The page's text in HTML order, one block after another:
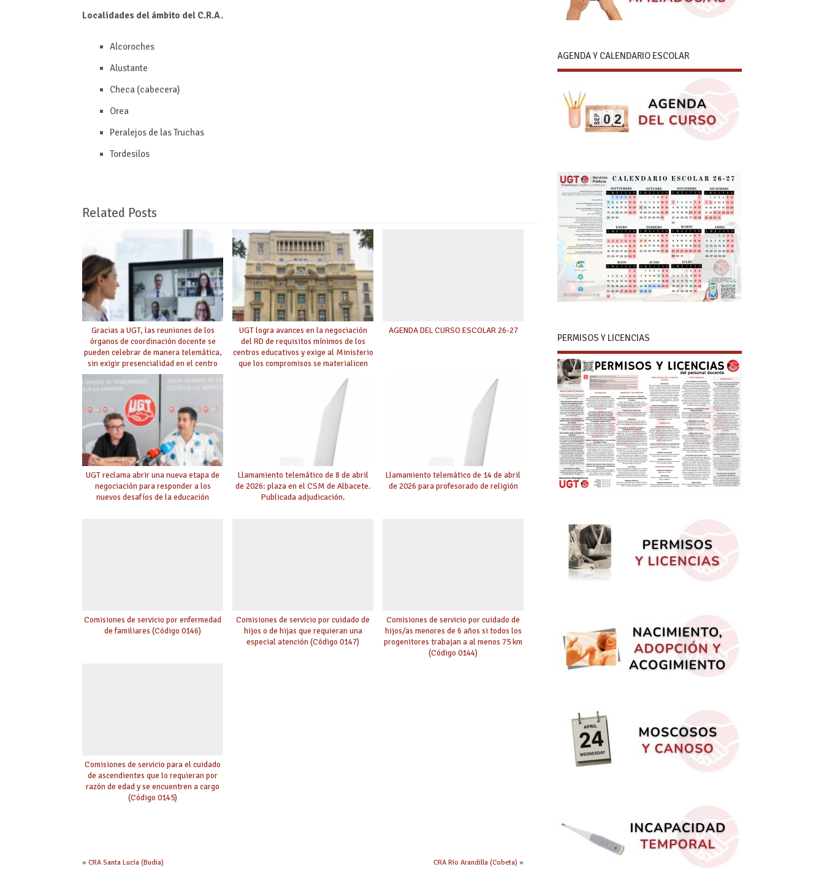
Localidades del ámbito del C.R.A.
Alcoroches
Alustante
Checa (cabecera)
Orea
Peralejos de las Truchas
Tordesilos
Related Posts
Gracias a UGT, las reuniones de los
órganos de coordinación docente se
pueden celebrar de manera telemática,
sin exigir presencialidad en el centro
UGT logra avances en la negociación
del RD de requisitos mínimos de los
centros educativos y exige al Ministerio
que los compromisos se materialicen
AGENDA DEL CURSO ESCOLAR 26-27
UGT reclama abrir una nueva etapa de
negociación para responder a los
nuevos desafíos de la educación
Llamamiento telemático de 8 de abril
de 2026: plaza en el CSM de Albacete.
Publicada adjudicación.
Llamamiento telemático de 14 de abril
de 2026 para profesorado de religión
Comisiones de servicio por enfermedad
de familiares (Código 0146)
Comisiones de servicio por cuidado de
hijos o de hijas que requieran una
especial atención (Código 0147)
Comisiones de servicio por cuidado de
hijos/as menores de 6 años si todos los
progenitores trabajan a al menos 75 km
(Código 0144)
Comisiones de servicio para el cuidado
de ascendientes que lo requieran por
razón de edad y se encuentren a cargo
(Código 0145)
«CRA Santa Lucía (Budia) CRA Río Arandilla (Cobeta) »
AGENDA Y CALENDARIO ESCOLAR
PERMISOS Y LICENCIAS